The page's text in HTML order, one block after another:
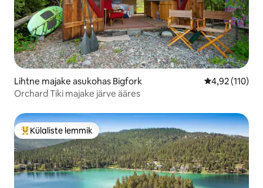
Lihtne majake asukohas Bigfork Keskmine
4,92 (110)
Orchard Tiki majake järve ääres
Külaliste suur lemmik
Külaliste lemmik